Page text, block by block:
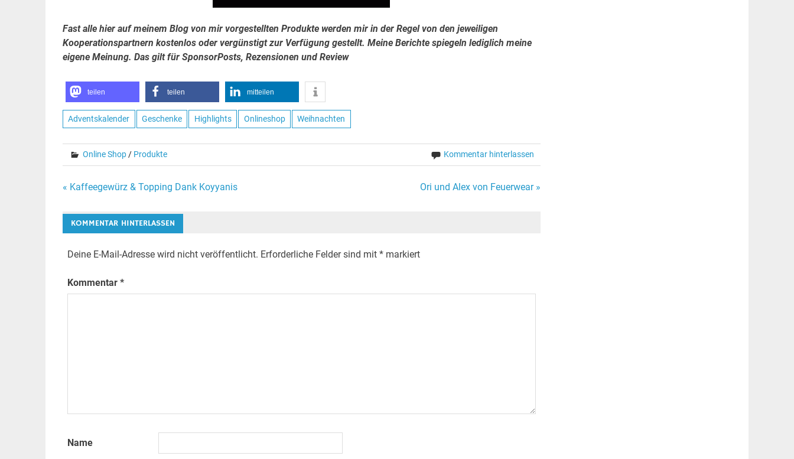
Fast alle hier auf meinem Blog von mir vorgestellten Produkte werden mir in der Regel von den jeweiligen
Kooperationspartnern kostenlos oder vergünstigt zur Verfügung gestellt. Meine Berichte spiegeln lediglich meine
eigene Meinung. Das gilt für SponsorPosts, Rezensionen und Review
teilen teilen mitteilen
Adventskalender Geschenke Highlights Onlineshop Weihnachten
Online Shop/ Produkte Kommentar hinterlassen
Beitragsnavigation
« Kaffeegewürz & Topping Dank Koyyanis Ori und Alex von Feuerwear »
KOMMENTAR HINTERLASSEN
Deine E-Mail-Adresse wird nicht veröffentlicht. Erforderliche Felder sind mit *markiert
Kommentar *
Name